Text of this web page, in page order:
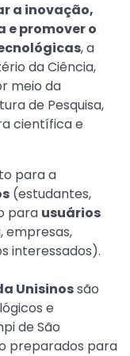
a inovação,
e promover o
, a
da Ciência,
meio da
de Pesquisa,
científica e
para a
(estudantes,
para usuários
empresas,
interessados).
Unisinossão
e
de São
preparados para